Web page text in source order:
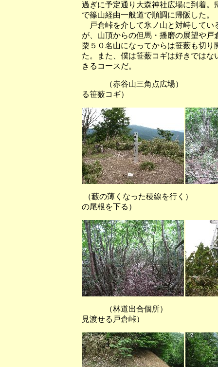
過ぎに予定通り大森神社広場に到着
で篠山経由一般道で順調に帰阪した。
戸倉峠を介して氷ノ山と対峙してい
が、山頂からの但馬・播磨の展望や
粟５０名山になってからは笹薮も切
た。また、僕は笹薮コギは好きでは
きるコースだ。
（赤谷山三角点広場） （
る笹薮コギ）
（藪の薄くなった稜線
の尾根を下る）
（林道出合個所） （
見渡せる戸倉峠）